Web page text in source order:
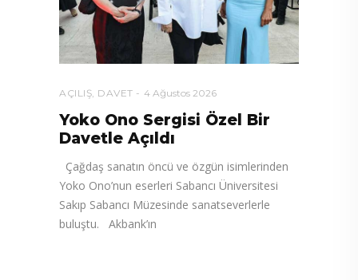
AÇILIŞ DAVET 4 Ağustos 2026
Yoko Ono Sergisi Özel Bir
Davetle Açıldı
Çağdaş sanatın öncü ve özgün isimlerinden
Yoko Ono’nun eserleri Sabancı Üniversitesi
Sakıp Sabancı Müzesinde sanatseverlerle
buluştu. Akbank’ın